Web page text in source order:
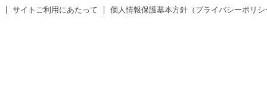
サイトご利用にあたって 個人情報保護基本方針（プライバシーポリシ